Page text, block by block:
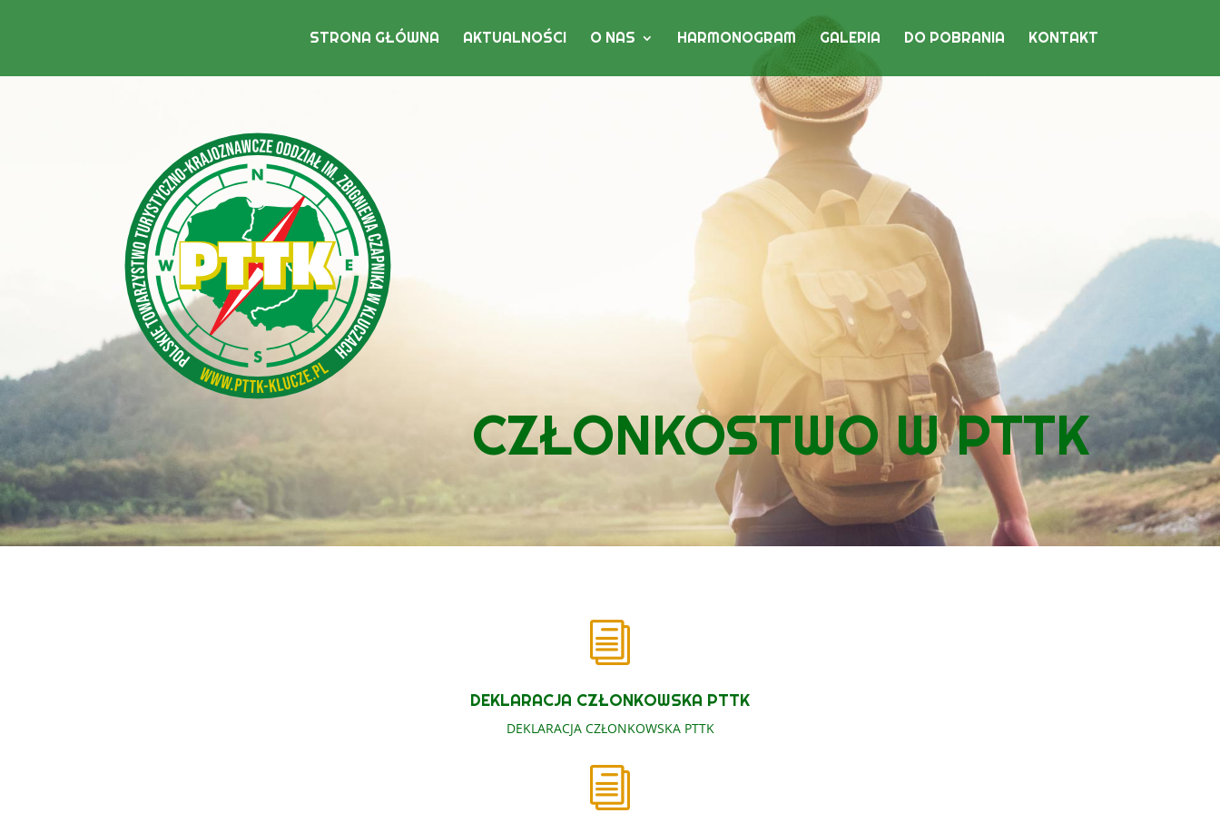
STRONA GŁÓWNA AKTUALNOŚCI O NAS HARMONOGRAM GALERIA DO POBRANIA KONTAKT
CZŁONKOSTWO W PTTK
i
DEKLARACJA CZŁONKOWSKA PTTK
DEKLARACJA CZŁONKOWSKA PTTK
i